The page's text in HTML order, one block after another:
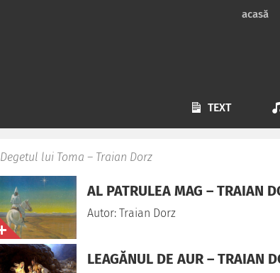
acasă
TEXT
Degetul lui Toma – Traian Dorz
AL PATRULEA MAG – TRAIAN
Autor: Traian Dorz
LEAGĂNUL DE AUR – TRAIAN